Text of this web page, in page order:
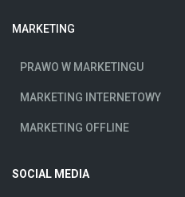
MARKETING
PRAWO W MARKETINGU
MARKETING INTERNETOWY
MARKETING OFFLINE
SOCIAL MEDIA